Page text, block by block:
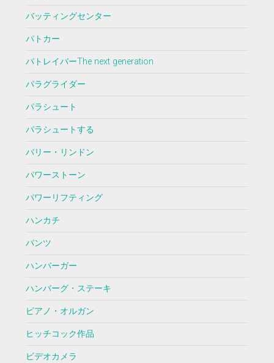
バッティングセンター
パトカー
パトレイバーThe next generation
パラグライダー
パラシュート
パラシュートする
バリー・リンドン
パワーストーン
パワーリフティング
ハンカチ
パンツ
ハンバーガー
ハンバーグ・ステーキ
ピアノ・オルガン
ヒッチコック作品
ビデオカメラ